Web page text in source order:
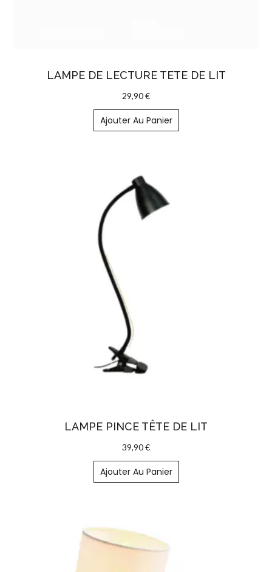
LAMPE DE LECTURE TETE DE LIT
29,90€
Ajouter Au Panier
LAMPE PINCE TÊTE DE LIT
39,90€
Ajouter Au Panier